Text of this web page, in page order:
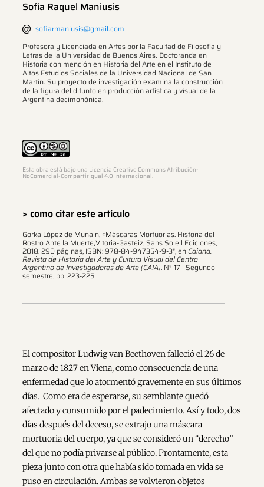
Sofía Raquel Maniusis
sofiarmaniusis@gmail.com
Profesora y Licenciada en Artes por la Facultad de Filosofía y
Letras de la Universidad de Buenos Aires. Doctoranda en
Historia con mención en Historia del Arte en el Instituto de
Altos Estudios Sociales de la Universidad Nacional de San
Martín. Su proyecto de investigación examina la construcción
de la figura del difunto en producción artística y visual de la
Argentina decimonónica.
Esta obra está bajo una Licencia Creative Commons Atribución-
NoComercial-CompartirIgual 4.0 Internacional.
> como citar este artículo
Gorka López de Munain, «Máscaras Mortuorias. Historia del
Rostro Ante la Muerte,Vitoria-Gasteiz, Sans Soleil Ediciones,
2018. 290 páginas, ISBN: 978-84-947354-9-3″, enCaiana.
Revista de Historia del Arte y Cultura Visual del Centro
Argentino de Investigadores de Arte (CAIA). N° 17 | Segundo
semestre, pp. 223-225.
El compositor Ludwig van Beethoven falleció el 26 de
marzo de 1827 en Viena, como consecuencia de una
enfermedad que lo atormentó gravemente en sus últimos
días. Como era de esperarse, su semblante quedó
afectado y consumido por el padecimiento. Así y todo, dos
días después del deceso, se extrajo una máscara
mortuoria del cuerpo, ya que se consideró un “derecho”
del que no podía privarse al público. Prontamente, esta
pieza junto con otra que había sido tomada en vida se
puso en circulación. Ambas se volvieron objetos